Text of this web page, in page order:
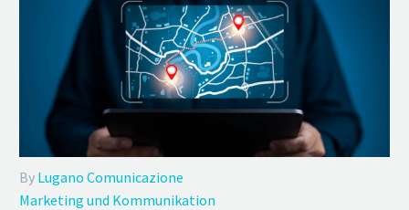
By Lugano Comunicazione
Marketing und Kommunikation